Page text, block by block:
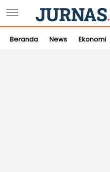
Beranda News Ekonomi